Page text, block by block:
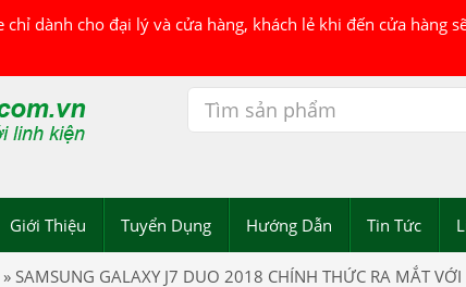
chỉ dành cho đại lý và cửa hàng, khách lẻ khi đến cửa hàng
Giới Thiệu Tuyển Dụng Hướng Dẫn Tin Tức
» SAMSUNG GALAXY J7 DUO 2018 CHÍNH THỨC RA MẮT VỚI